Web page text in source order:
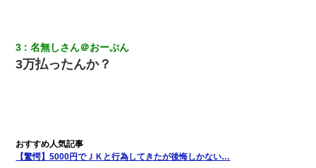
義兄嫁が義実家で「コロナ陽性だったからこのまま療養させて下
さい」と言い出してド修羅場になった
テレワーク上司「会議中はカメラ付けろ！」女社員「え、事前連
絡無しは無理」上司「いいから付けろ！」→
3 名無しさん＠おーぷん
3万払ったんか？
【驚愕】5000円でＪＫと行為してきたが後悔しかない…